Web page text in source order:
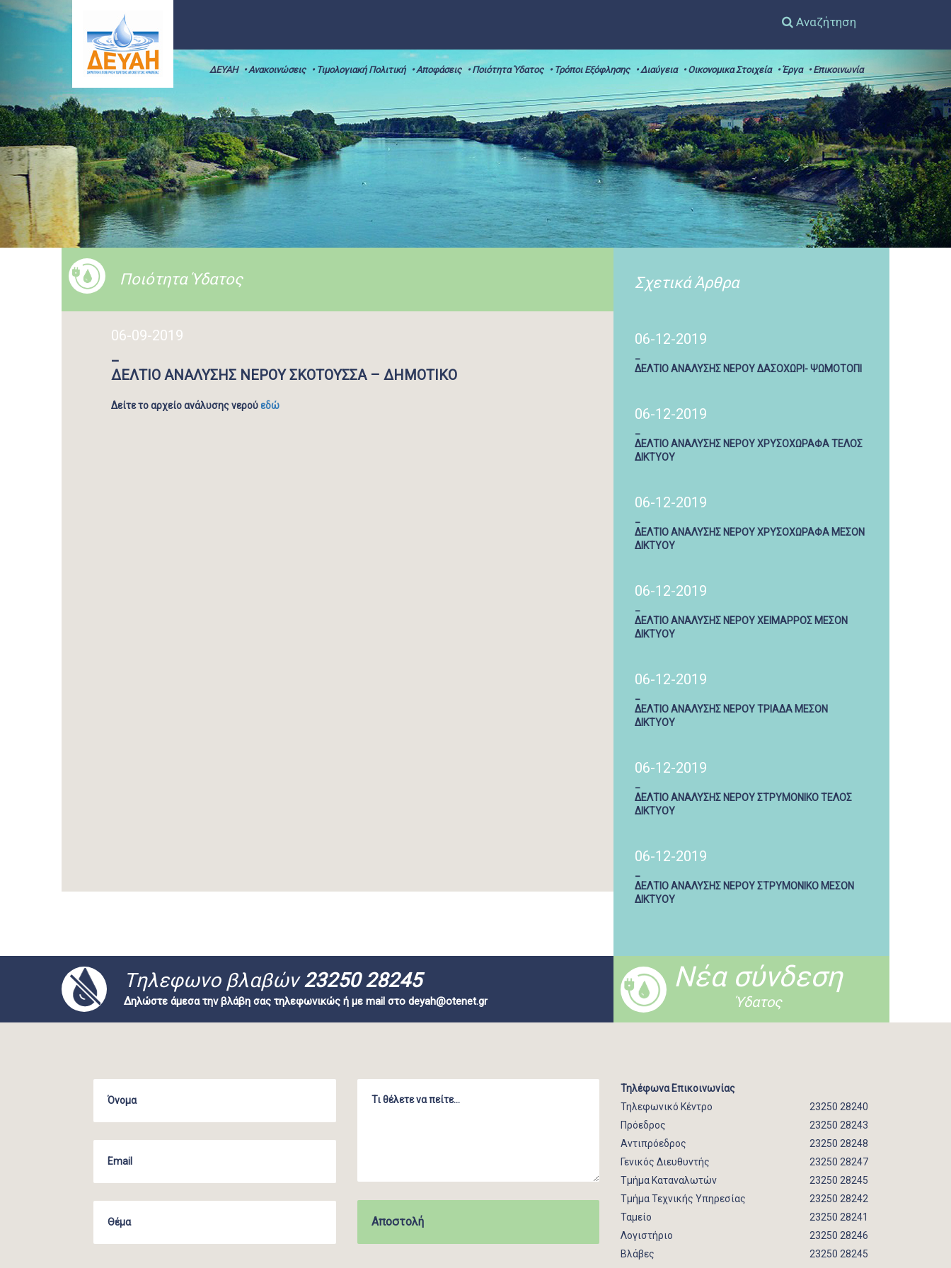
Αναζήτηση
ΔΕΥΑΗ • Ανακοινώσεις • Τιμολογιακή Πολιτική • Αποφάσεις • Ποιότητα Ύδατος • Τρόποι Εξόφλησης • Διαύγεια • Οικονομικα Στοιχεία • Έργα • Επικοινωνία
Ποιότητα Ύδατος
06-09-2019
_
ΔΕΛΤΙΟ ΑΝΑΛΥΣΗΣ ΝΕΡΟΥ ΣΚΟΤΟΥΣΣΑ – ΔΗΜΟΤΙΚΟ
Δείτε το αρχείο ανάλυσης νερούεδώ
Σχετικά Άρθρα
06-12-2019
ΔΕΛΤΙΟ ΑΝΑΛΥΣΗΣ ΝΕΡΟΥ ΔΑΣΟΧΩΡΙ- ΨΩΜΟΤΟΠΙ
06-12-2019
ΔΕΛΤΙΟ ΑΝΑΛΥΣΗΣ ΝΕΡΟΥ ΧΡΥΣΟΧΩΡΑΦΑ ΤΕΛΟΣ
ΔΙΚΤΥΟΥ
06-12-2019
ΔΕΛΤΙΟ ΑΝΑΛΥΣΗΣ ΝΕΡΟΥ ΧΡΥΣΟΧΩΡΑΦΑ ΜΕΣΟΝ
ΔΙΚΤΥΟΥ
06-12-2019
ΔΕΛΤΙΟ ΑΝΑΛΥΣΗΣ ΝΕΡΟΥ ΧΕΙΜΑΡΡΟΣ ΜΕΣΟΝ
ΔΙΚΤΥΟΥ
06-12-2019
ΔΕΛΤΙΟ ΑΝΑΛΥΣΗΣ ΝΕΡΟΥ ΤΡΙΑΔΑ ΜΕΣΟΝ
ΔΙΚΤΥΟΥ
06-12-2019
ΔΕΛΤΙΟ ΑΝΑΛΥΣΗΣ ΝΕΡΟΥ ΣΤΡΥΜΟΝΙΚΟ ΤΕΛΟΣ
ΔΙΚΤΥΟΥ
06-12-2019
ΔΕΛΤΙΟ ΑΝΑΛΥΣΗΣ ΝΕΡΟΥ ΣΤΡΥΜΟΝΙΚΟ ΜΕΣΟΝ
ΔΙΚΤΥΟΥ
Tηλεφωνο βλαβών23250 28245
Δηλώστε άμεσα την βλάβη σας τηλεφωνικώς ή με mail στο deyah@otenet.gr
Νέα σύνδεση
Ύδατος
Τηλέφωνα Επικοινωνίας
Τηλεφωνικό Κέντρο
23250 28240
Πρόεδρος
23250 28243
Αντιπρόεδρος
23250 28248
Γενικός Διευθυντής
23250 28247
Τμήμα Καταναλωτών
23250 28245
Τμήμα Τεχνικής Υπηρεσίας
23250 28242
Ταμείο
23250 28241
Λογιστήριο
23250 28246
Βλάβες
23250 28245